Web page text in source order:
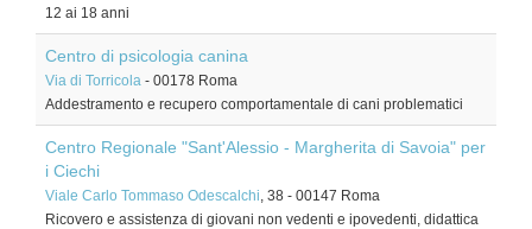
12 ai 18 anni
Centro di psicologia canina
Via di Torricola - 00178 Roma
Addestramento e recupero comportamentale di cani problematici
Centro Regionale "Sant'Alessio - Margherita di Savoia" per
i Ciechi
Viale Carlo Tommaso Odescalchi, 38 - 00147 Roma
Ricovero e assistenza di giovani non vedenti e ipovedenti, didattica